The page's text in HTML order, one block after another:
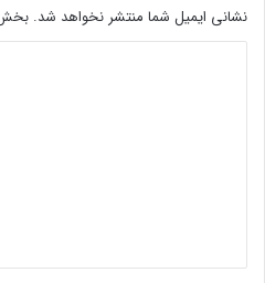
نشانی ایمیل شما منتشر نخواهد شد.